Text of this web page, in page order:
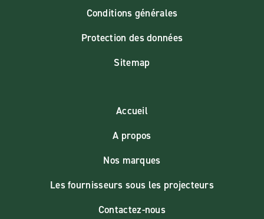
Conditions générales
Protection des données
Sitemap
Accueil
A propos
Nos marques
Les fournisseurs sous les projecteurs
Contactez-nous